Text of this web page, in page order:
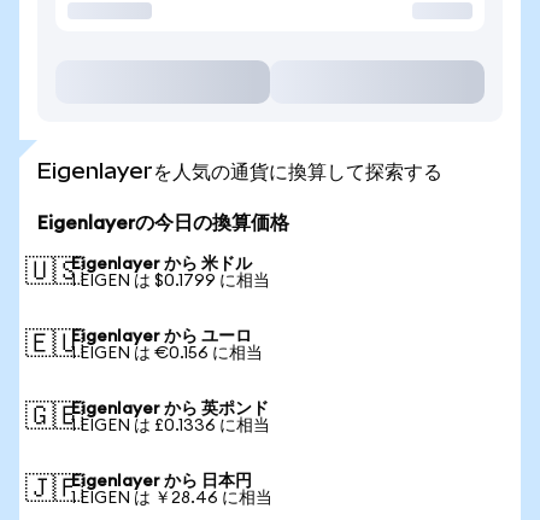
Eigenlayerを人気の通貨に換算して探索する
Eigenlayerの今日の換算価格
🇺🇸Eigenlayer から 米ドル
1 EIGEN は $0.1799 に相当
🇪🇺Eigenlayer から ユーロ
1 EIGEN は €0.156 に相当
🇬🇧Eigenlayer から 英ポンド
1 EIGEN は £0.1336 に相当
🇯🇵Eigenlayer から 日本円
1 EIGEN は ￥28.46 に相当